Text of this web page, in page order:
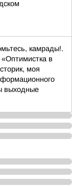
камрады!.
в
моя
выходные